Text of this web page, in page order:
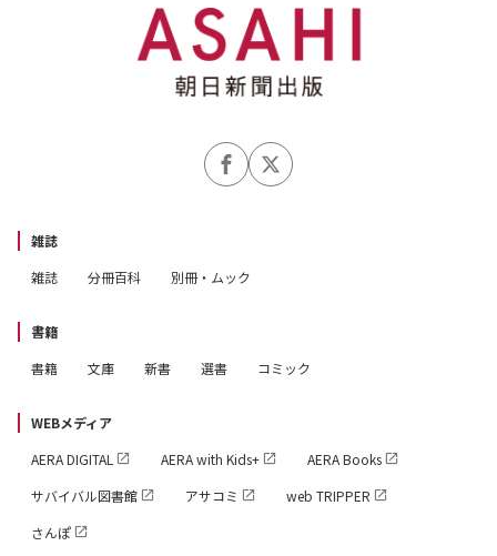
雑誌
雑誌
分冊百科 別冊・ムック
書籍
書籍
文庫 新書 選書 コミック
WEBメディア
AERA DIGITAL
AERA with Kids+
AERA Books
サバイバル図書館
アサコミ
web TRIPPER
さんぽ